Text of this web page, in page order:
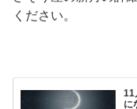
ください。
11
に